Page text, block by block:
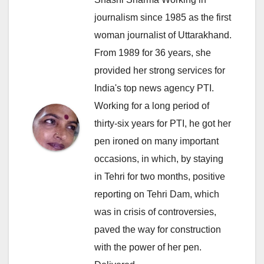
journalism since 1985 as the first
woman journalist of Uttarakhand.
From 1989 for 36 years, she
provided her strong services for
India's top news agency PTI.
Working for a long period of
thirty-six years for PTI, he got her
pen ironed on many important
occasions, in which, by staying
in Tehri for two months, positive
reporting on Tehri Dam, which
was in crisis of controversies,
paved the way for construction
with the power of her pen.